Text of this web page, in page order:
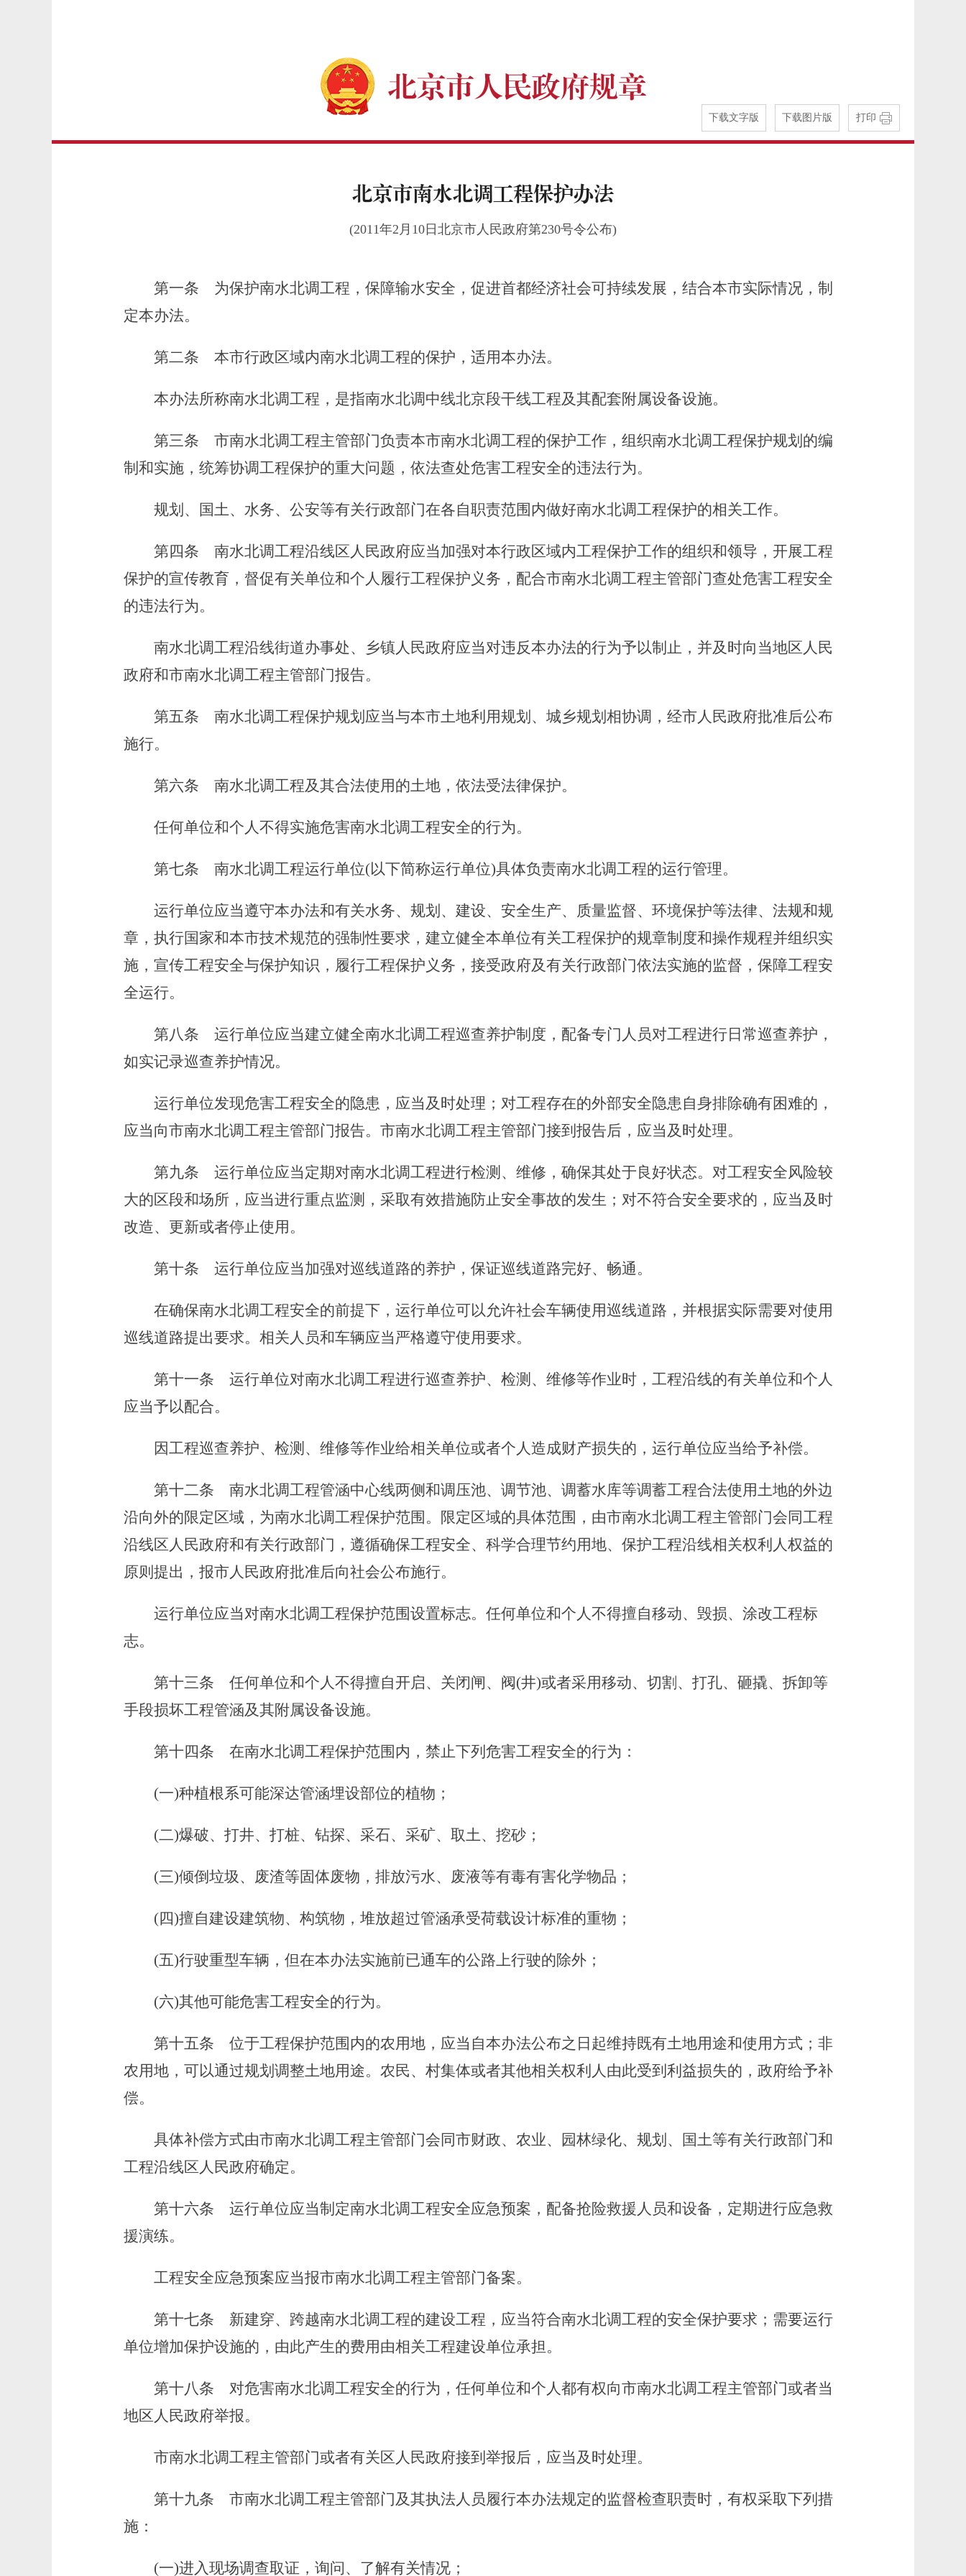
打印
下载文字版 下载图片版
北京市南水北调工程保护办法
(2011年2月10日北京市人民政府第230号令公布)
第一条 为保护南水北调工程，保障输水安全，促进首都经济社会可持续发展，结合本市实际情况，制
定本办法。
第二条 本市行政区域内南水北调工程的保护，适用本办法。
本办法所称南水北调工程，是指南水北调中线北京段干线工程及其配套附属设备设施。
第三条 市南水北调工程主管部门负责本市南水北调工程的保护工作，组织南水北调工程保护规划的编
制和实施，统筹协调工程保护的重大问题，依法查处危害工程安全的违法行为。
规划、国土、水务、公安等有关行政部门在各自职责范围内做好南水北调工程保护的相关工作。
第四条 南水北调工程沿线区人民政府应当加强对本行政区域内工程保护工作的组织和领导，开展工程
保护的宣传教育，督促有关单位和个人履行工程保护义务，配合市南水北调工程主管部门查处危害工程安全
的违法行为。
南水北调工程沿线街道办事处、乡镇人民政府应当对违反本办法的行为予以制止，并及时向当地区人民
政府和市南水北调工程主管部门报告。
第五条 南水北调工程保护规划应当与本市土地利用规划、城乡规划相协调，经市人民政府批准后公布
施行。
第六条 南水北调工程及其合法使用的土地，依法受法律保护。
任何单位和个人不得实施危害南水北调工程安全的行为。
第七条 南水北调工程运行单位(以下简称运行单位)具体负责南水北调工程的运行管理。
运行单位应当遵守本办法和有关水务、规划、建设、安全生产、质量监督、环境保护等法律、法规和规
章，执行国家和本市技术规范的强制性要求，建立健全本单位有关工程保护的规章制度和操作规程并组织实
施，宣传工程安全与保护知识，履行工程保护义务，接受政府及有关行政部门依法实施的监督，保障工程安
全运行。
第八条 运行单位应当建立健全南水北调工程巡查养护制度，配备专门人员对工程进行日常巡查养护，
如实记录巡查养护情况。
运行单位发现危害工程安全的隐患，应当及时处理；对工程存在的外部安全隐患自身排除确有困难的，
应当向市南水北调工程主管部门报告。市南水北调工程主管部门接到报告后，应当及时处理。
第九条 运行单位应当定期对南水北调工程进行检测、维修，确保其处于良好状态。对工程安全风险较
大的区段和场所，应当进行重点监测，采取有效措施防止安全事故的发生；对不符合安全要求的，应当及时
改造、更新或者停止使用。
第十条 运行单位应当加强对巡线道路的养护，保证巡线道路完好、畅通。
在确保南水北调工程安全的前提下，运行单位可以允许社会车辆使用巡线道路，并根据实际需要对使用
巡线道路提出要求。相关人员和车辆应当严格遵守使用要求。
第十一条 运行单位对南水北调工程进行巡查养护、检测、维修等作业时，工程沿线的有关单位和个人
应当予以配合。
因工程巡查养护、检测、维修等作业给相关单位或者个人造成财产损失的，运行单位应当给予补偿。
第十二条 南水北调工程管涵中心线两侧和调压池、调节池、调蓄水库等调蓄工程合法使用土地的外边
沿向外的限定区域，为南水北调工程保护范围。限定区域的具体范围，由市南水北调工程主管部门会同工程
沿线区人民政府和有关行政部门，遵循确保工程安全、科学合理节约用地、保护工程沿线相关权利人权益的
原则提出，报市人民政府批准后向社会公布施行。
运行单位应当对南水北调工程保护范围设置标志。任何单位和个人不得擅自移动、毁损、涂改工程标
志。
第十三条 任何单位和个人不得擅自开启、关闭闸、阀(井)或者采用移动、切割、打孔、砸撬、拆卸等
手段损坏工程管涵及其附属设备设施。
第十四条 在南水北调工程保护范围内，禁止下列危害工程安全的行为：
(一)种植根系可能深达管涵埋设部位的植物；
(二)爆破、打井、打桩、钻探、采石、采矿、取土、挖砂；
(三)倾倒垃圾、废渣等固体废物，排放污水、废液等有毒有害化学物品；
(四)擅自建设建筑物、构筑物，堆放超过管涵承受荷载设计标准的重物；
(五)行驶重型车辆，但在本办法实施前已通车的公路上行驶的除外；
(六)其他可能危害工程安全的行为。
第十五条 位于工程保护范围内的农用地，应当自本办法公布之日起维持既有土地用途和使用方式；非
农用地，可以通过规划调整土地用途。农民、村集体或者其他相关权利人由此受到利益损失的，政府给予补
偿。
具体补偿方式由市南水北调工程主管部门会同市财政、农业、园林绿化、规划、国土等有关行政部门和
工程沿线区人民政府确定。
第十六条 运行单位应当制定南水北调工程安全应急预案，配备抢险救援人员和设备，定期进行应急救
援演练。
工程安全应急预案应当报市南水北调工程主管部门备案。
第十七条 新建穿、跨越南水北调工程的建设工程，应当符合南水北调工程的安全保护要求；需要运行
单位增加保护设施的，由此产生的费用由相关工程建设单位承担。
第十八条 对危害南水北调工程安全的行为，任何单位和个人都有权向市南水北调工程主管部门或者当
地区人民政府举报。
市南水北调工程主管部门或者有关区人民政府接到举报后，应当及时处理。
第十九条 市南水北调工程主管部门及其执法人员履行本办法规定的监督检查职责时，有权采取下列措
施：
(一)进入现场调查取证，询问、了解有关情况；